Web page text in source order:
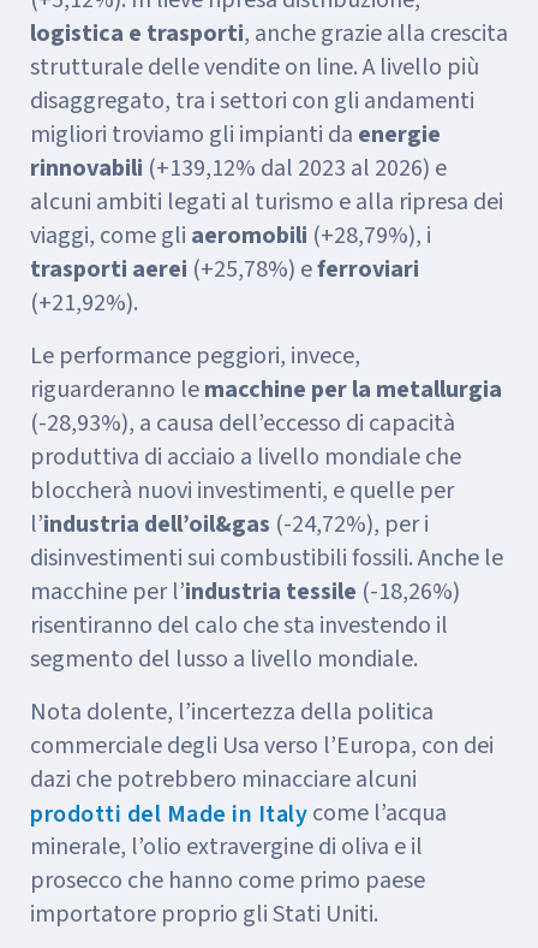
logistica e trasporti, anche grazie alla crescita
strutturale delle vendite on line. A livello più
disaggregato, tra i settori con gli andamenti
migliori troviamo gli impianti da energie
rinnovabili (+139,12% dal 2023 al 2026) e
alcuni ambiti legati al turismo e alla ripresa dei
viaggi, come gli aeromobili (+28,79%), i
trasporti aerei (+25,78%) eferroviari
(+21,92%).
Le performance peggiori, invece,
riguarderanno lemacchine per la metallurgia
(-28,93%), a causa dell’eccesso di capacità
produttiva di acciaio a livello mondiale che
bloccherà nuovi investimenti, e quelle per
l’industria dell’oil&gas (-24,72%), per i
disinvestimenti sui combustibili fossili. Anche le
macchine per l’industria tessile (-18,26%)
risentiranno del calo che sta investendo il
segmento del lusso a livello mondiale.
Nota dolente, l’incertezza della politica
commerciale degli Usa verso l’Europa, con dei
dazi che potrebbero minacciare alcuni
prodotti del Made in Italycome l’acqua
minerale, l’olio extravergine di oliva e il
prosecco che hanno come primo paese
importatore proprio gli Stati Uniti.